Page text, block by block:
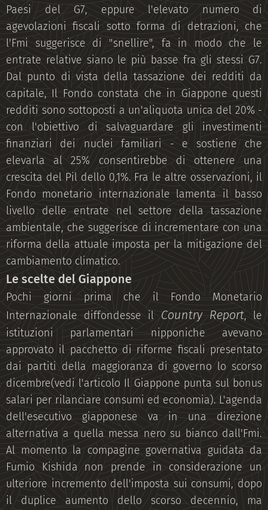
Paesi del G7, eppure l'elevato numero di
agevolazioni fiscali sotto forma di detrazioni, che
l'Fmi suggerisce di "snellire", fa in modo che le
entrate relative siano le più basse fra gli stessi G7.
Dal punto di vista della tassazione dei redditi da
capitale, Il Fondo constata che in Giappone questi
redditi sono sottoposti a un'aliquota unica del 20% -
con l'obiettivo di salvaguardare gli investimenti
finanziari dei nuclei familiari - e sostiene che
elevarla al 25% consentirebbe di ottenere una
crescita del Pil dello 0,1%. Fra le altre osservazioni, il
Fondo monetario internazionale lamenta il basso
livello delle entrate nel settore della tassazione
ambientale, che suggerisce di incrementare con una
riforma della attuale imposta per la mitigazione del
cambiamento climatico.
Le scelte del Giappone
Pochi giorni prima che il Fondo Monetario
Internazionale diffondesse ilCountry Report, le
istituzioni parlamentari nipponiche avevano
approvato il pacchetto di riforme fiscali presentato
dai partiti della maggioranza di governo lo scorso
dicembre(vedi l'articolo Il Giappone punta sul bonus
salari per rilanciare consumi ed economia). L'agenda
dell'esecutivo giapponese va in una direzione
alternativa a quella messa nero su bianco dall'Fmi.
Al momento la compagine governativa guidata da
Fumio Kishida non prende in considerazione un
ulteriore incremento dell'imposta sui consumi, dopo
il duplice aumento dello scorso decennio, ma